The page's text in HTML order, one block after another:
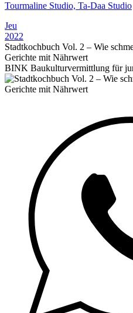
Tourmaline Studio, Ta-Daa Studio
Jeu
2022
Stadtkochbuch Vol. 2 – Wie
Gerichte mit Nährwert
BINK Baukulturvermittlung für